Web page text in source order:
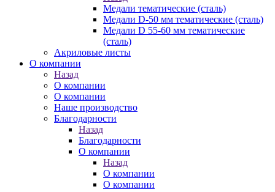
Медали тематические (сталь)
Медали D-50 мм тематические (сталь)
Медали D 55-60 мм тематические
(сталь)
Акриловые листы
О компании
Назад
О компании
О компании
Наше производство
Благодарности
Назад
Благодарности
О компании
Назад
О компании
О компании